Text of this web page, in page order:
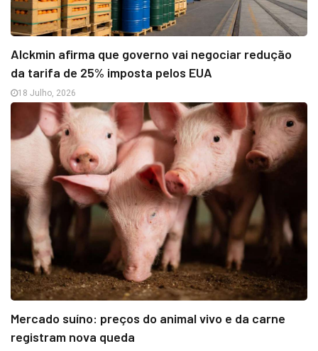
Alckmin afirma que governo vai negociar redução
da tarifa de 25% imposta pelos EUA
18 Julho, 2026
Mercado suíno: preços do animal vivo e da carne
registram nova queda